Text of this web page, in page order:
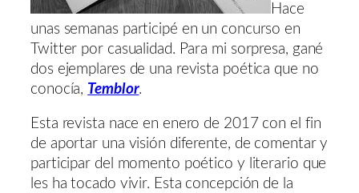
Hace
unas semanas participé en un concurso en
Twitter por casualidad. Para mi sorpresa, gané
dos ejemplares de una revista poética que no
conocía, Temblor.
Esta revista nace en enero de 2017 con el fin
de aportar una visión diferente, de comentar y
participar del momento poético y literario que
les ha tocado vivir. Esta concepción de la